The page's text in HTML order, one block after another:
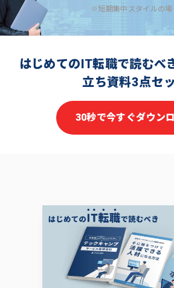
※短期集中スタイルの場
はじめてのIT転職で読むべ
立ち資料3点セ
30秒で今すぐダウン